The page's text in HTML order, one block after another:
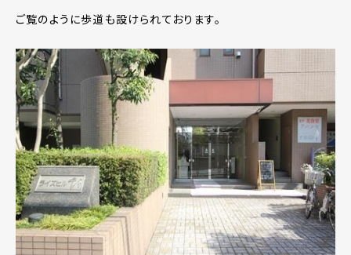
ご覧のように歩道も設けられております。